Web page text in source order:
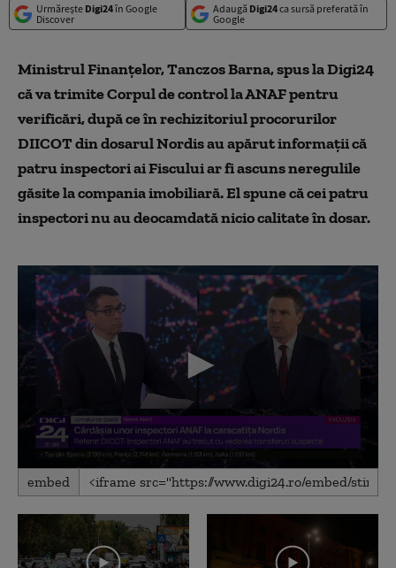
Urmărește Digi24în Google
Discover
Adaugă Digi24ca sursă preferată în
Google
Ministrul Finanţelor, Tanczos Barna, spus la Digi24
că va trimite Corpul de control la ANAF pentru
verificări, după ce în rechizitoriul procorurilor
DIICOT din dosarul Nordis au apărut informații că
patru inspectori ai Fiscului ar fi ascuns neregulile
găsite la compania imobiliară. El spune că cei patru
inspectori nu au deocamdată nicio calitate în dosar.
0
seconds
5
24
seconds
embed